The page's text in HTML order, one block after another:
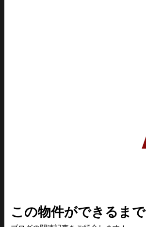
この物件ができるまで